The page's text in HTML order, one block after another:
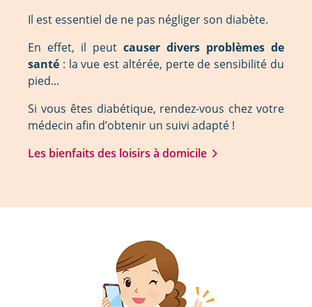
Il est essentiel de ne pas négliger son diabète.
En effet, il peut causer divers problèmes de
santé : la vue est altérée, perte de sensibilité du
pied...
Si vous êtes diabétique, rendez-vous chez votre
médecin afin d’obtenir un suivi adapté !
Les bienfaits des loisirs à domicile